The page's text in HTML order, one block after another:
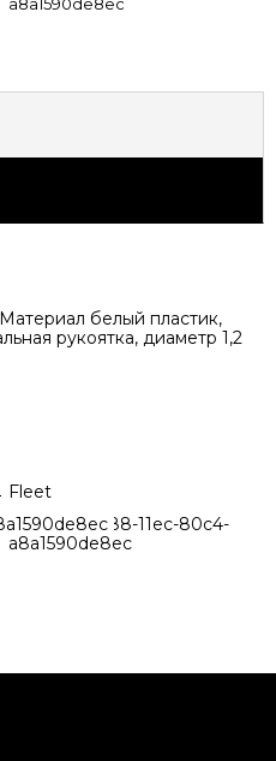
белый пластик,
рукоятка, диаметр 1,2
Fleet
fc2df8b1-8288-11ec-80c4-
a8a1590de8ec